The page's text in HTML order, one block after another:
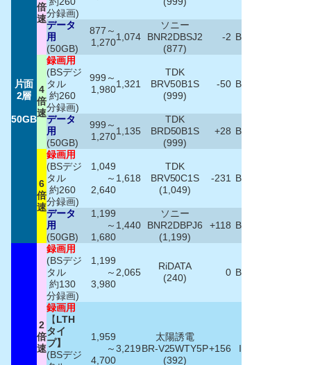
片面
2層
50GB
倍
速分録画)
データ
用
(50GB)
877～
1,2701,074
ソニー
BNR2DBSJ2
(877)
-2 B
4
倍
速
録画用
(BSデジ
タル
約260
分録画)
999～
1,9801,321
TDK
BRV50B1S
(999)
-50 B
データ
用
(50GB)
999～
1,2701,135
TDK
BRD50B1S
(999)
+28 B
6
倍
速
録画用
(BSデジ
タル
約260
分録画)
1,049
～
2,640
1,618
TDK
BRV50C1S
(1,049)
-231 B
データ
用
(50GB)
1,199
～
1,680
1,440
ソニー
BNR2DBPJ6
(1,199)
+118 B
2
倍
速
録画用
(BSデジ
タル
約130
分録画)
1,199
～
3,980
2,065
RiDATA
(240)
0 B
録画用
【LTH
タイ
プ】
(BSデジ
1,959
～
4,700
3,219
太陽誘電
BR-V25WTY5P
(392)
+156 I